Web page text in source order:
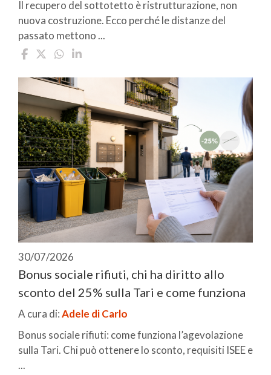
Il recupero del sottotetto è ristrutturazione, non
nuova costruzione. Ecco perché le distanze del
passato mettono ...
30/07/2026
Bonus sociale rifiuti, chi ha diritto allo
sconto del 25% sulla Tari e come funziona
A cura di:Adele di Carlo
Bonus sociale rifiuti: come funziona l’agevolazione
sulla Tari. Chi può ottenere lo sconto, requisiti ISEE e
...